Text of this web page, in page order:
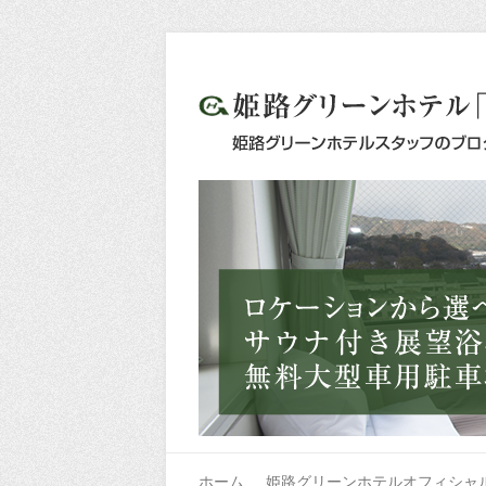
ホーム 姫路グリーンホテルオフィシャ